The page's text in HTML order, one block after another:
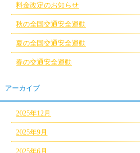
料金改定のお知らせ
秋の全国交通安全運動
夏の全国交通安全運動
春の交通安全運動
アーカイブ
2025年12月
2025年9月
2025年6月